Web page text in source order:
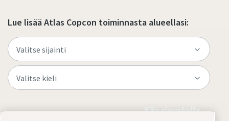
Lue lisää Atlas Copcon toiminnasta alueellasi:
Käy sivustolla